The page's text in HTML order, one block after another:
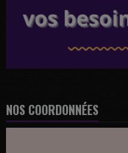
NOS COORDONNÉES